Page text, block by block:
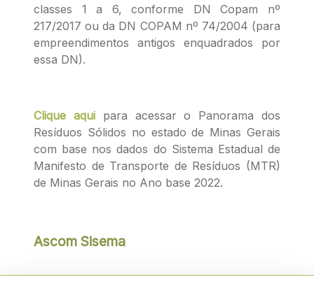
classes 1 a 6, conforme DN Copam nº
217/2017 ou da DN COPAM nº 74/2004 (para
empreendimentos antigos enquadrados por
essa DN).
Clique aquipara acessar o Panorama dos
Resíduos Sólidos no estado de Minas Gerais
com base nos dados do Sistema Estadual de
Manifesto de Transporte de Resíduos (MTR)
de Minas Gerais no Ano base 2022.
Ascom Sisema